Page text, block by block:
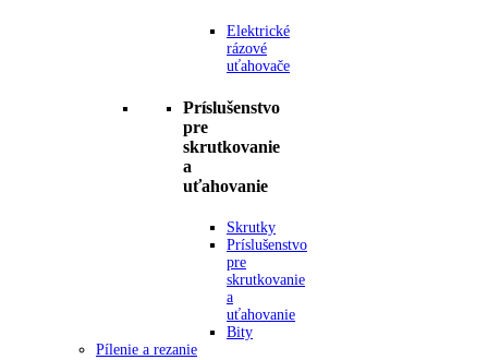
Elektrické
rázové
uťahovače
Príslušenstvo
pre
skrutkovanie
a
uťahovanie
Skrutky
Príslušenstvo
pre
skrutkovanie
a
uťahovanie
Bity
Pílenie a rezanie